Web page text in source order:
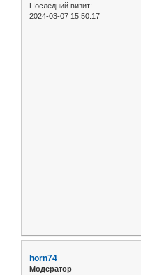
Последний визит:
2024-03-07 15:50:17
horn74
Модератор